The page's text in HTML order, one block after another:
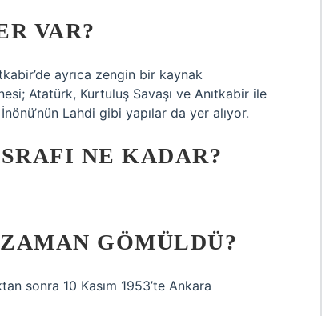
VAR?
ayrıca zengin bir kaynak
Atatürk, Kurtuluş Savaşı ve Anıtkabir ile
Lahdi gibi yapılar da yer alıyor.
NE KADAR?
GÖMÜLDÜ?
sonra 10 Kasım 1953’te Ankara